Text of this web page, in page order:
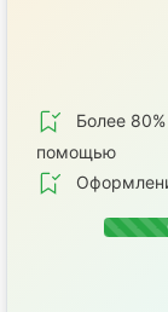
Более
помощью